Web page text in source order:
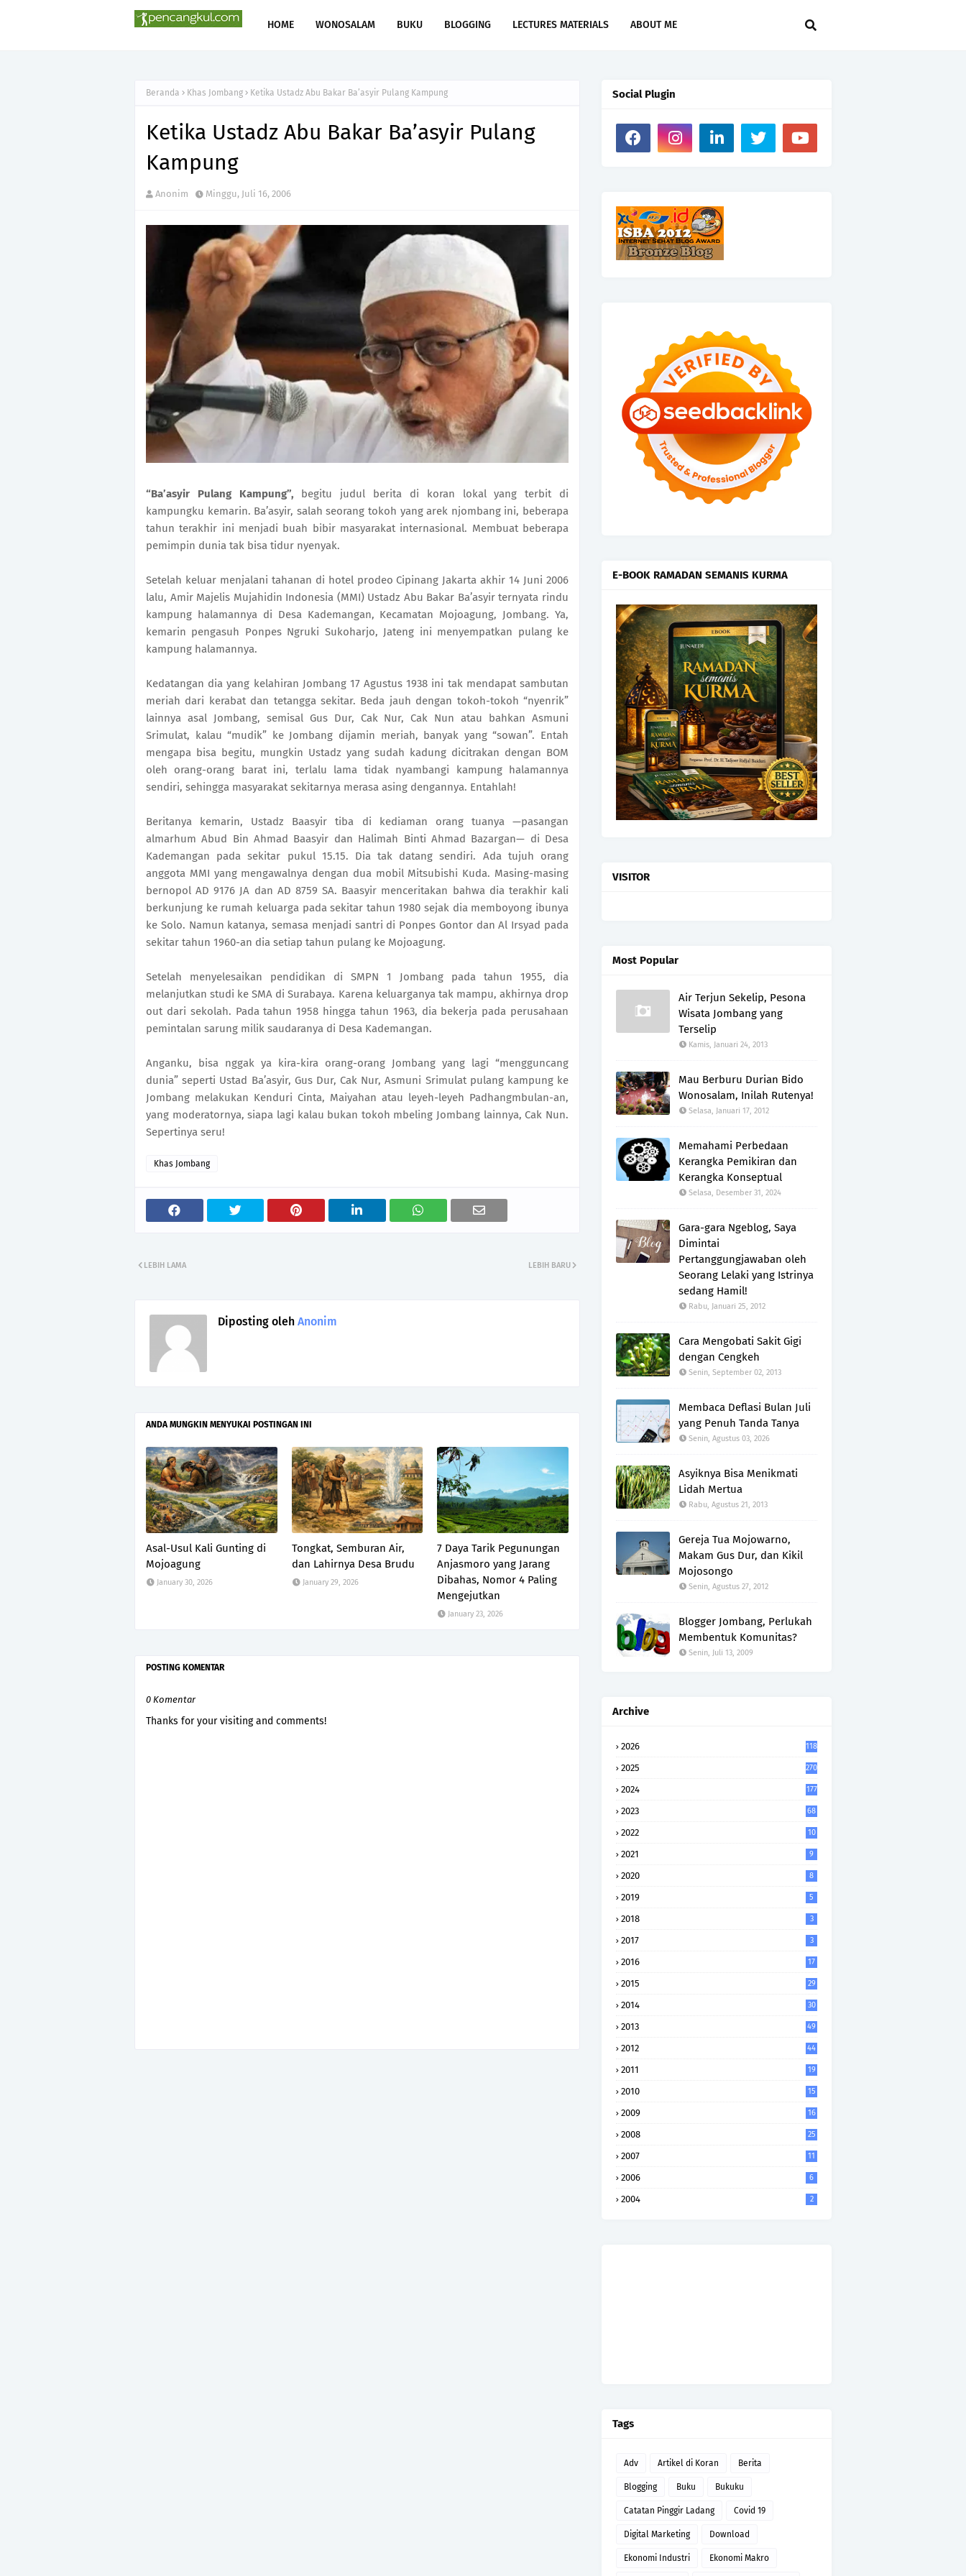
HOME WONOSALAM BUKU BLOGGING LECTURES MATERIALS ABOUT ME
Beranda Khas Jombang Ketika Ustadz Abu Bakar Ba’asyir Pulang Kampung
Ketika Ustadz Abu Bakar Ba’asyir Pulang
Kampung
Anonim Minggu, Juli 16, 2006
“Ba’asyir Pulang Kampung”, begitu judul berita di koran lokal yang terbit di
kampungku kemarin. Ba’asyir, salah seorang tokoh yang arek njombang ini, beberapa
tahun terakhir ini menjadi buah bibir masyarakat internasional. Membuat beberapa
pemimpin dunia tak bisa tidur nyenyak.
Setelah keluar menjalani tahanan di hotel prodeo Cipinang Jakarta akhir 14 Juni 2006
lalu, Amir Majelis Mujahidin Indonesia (MMI) Ustadz Abu Bakar Ba’asyir ternyata rindu
kampung halamannya di Desa Kademangan, Kecamatan Mojoagung, Jombang. Ya,
kemarin pengasuh Ponpes Ngruki Sukoharjo, Jateng ini menyempatkan pulang ke
kampung halamannya.
Kedatangan dia yang kelahiran Jombang 17 Agustus 1938 ini tak mendapat sambutan
meriah dari kerabat dan tetangga sekitar. Beda jauh dengan tokoh-tokoh “nyenrik”
lainnya asal Jombang, semisal Gus Dur, Cak Nur, Cak Nun atau bahkan Asmuni
Srimulat, kalau “mudik” ke Jombang dijamin meriah, banyak yang “sowan”. Entah
mengapa bisa begitu, mungkin Ustadz yang sudah kadung dicitrakan dengan BOM
oleh orang-orang barat ini, terlalu lama tidak nyambangi kampung halamannya
sendiri, sehingga masyarakat sekitarnya merasa asing dengannya. Entahlah!
Beritanya kemarin, Ustadz Baasyir tiba di kediaman orang tuanya —pasangan
almarhum Abud Bin Ahmad Baasyir dan Halimah Binti Ahmad Bazargan— di Desa
Kademangan pada sekitar pukul 15.15. Dia tak datang sendiri. Ada tujuh orang
anggota MMI yang mengawalnya dengan dua mobil Mitsubishi Kuda. Masing-masing
bernopol AD 9176 JA dan AD 8759 SA. Baasyir menceritakan bahwa dia terakhir kali
berkunjung ke rumah keluarga pada sekitar tahun 1980 sejak dia memboyong ibunya
ke Solo. Namun katanya, semasa menjadi santri di Ponpes Gontor dan Al Irsyad pada
sekitar tahun 1960-an dia setiap tahun pulang ke Mojoagung.
Setelah menyelesaikan pendidikan di SMPN 1 Jombang pada tahun 1955, dia
melanjutkan studi ke SMA di Surabaya. Karena keluarganya tak mampu, akhirnya drop
out dari sekolah. Pada tahun 1958 hingga tahun 1963, dia bekerja pada perusahaan
pemintalan sarung milik saudaranya di Desa Kademangan.
Anganku, bisa nggak ya kira-kira orang-orang Jombang yang lagi “mengguncang
dunia” seperti Ustad Ba’asyir, Gus Dur, Cak Nur, Asmuni Srimulat pulang kampung ke
Jombang melakukan Kenduri Cinta, Maiyahan atau ­leyeh-leyeh Padhangmbulan-an,
yang moderatornya, siapa lagi kalau bukan tokoh mbeling Jombang lainnya, Cak Nun.
Sepertinya seru!
Khas Jombang
LEBIH BARU
LEBIH LAMA
Diposting oleh Anonim
ANDA MUNGKIN MENYUKAI POSTINGAN INI
Asal-Usul Kali Gunting di
Mojoagung
January 30, 2026
Tongkat, Semburan Air,
dan Lahirnya Desa Brudu
January 29, 2026
7 Daya Tarik Pegunungan
Anjasmoro yang Jarang
Dibahas, Nomor 4 Paling
Mengejutkan
January 23, 2026
POSTING KOMENTAR
0 Komentar
Thanks for your visiting and comments!
Social Plugin
E-BOOK RAMADAN SEMANIS KURMA
VISITOR
Most Popular
Air Terjun Sekelip, Pesona
Wisata Jombang yang
Terselip
Kamis, Januari 24, 2013
Mau Berburu Durian Bido
Wonosalam, Inilah Rutenya!
Selasa, Januari 17, 2012
Memahami Perbedaan
Kerangka Pemikiran dan
Kerangka Konseptual
Selasa, Desember 31, 2024
Gara-gara Ngeblog, Saya
Dimintai
Pertanggungjawaban oleh
Seorang Lelaki yang Istrinya
sedang Hamil!
Rabu, Januari 25, 2012
Cara Mengobati Sakit Gigi
dengan Cengkeh
Senin, September 02, 2013
Membaca Deflasi Bulan Juli
yang Penuh Tanda Tanya
Senin, Agustus 03, 2026
Asyiknya Bisa Menikmati
Lidah Mertua
Rabu, Agustus 21, 2013
Gereja Tua Mojowarno,
Makam Gus Dur, dan Kikil
Mojosongo
Senin, Agustus 27, 2012
Blogger Jombang, Perlukah
Membentuk Komunitas?
Senin, Juli 13, 2009
Archive
2026 118
2025 270
2024 177
2023 68
2022 10
2021 9
2020 8
2019 5
2018 3
2017 3
2016 17
2015 29
2014 30
2013 49
2012 44
2011 19
2010 15
2009 16
2008 25
2007 11
2006 6
2004 2
Tags
Adv Artikel di Koran Berita
Blogging Buku Bukuku
Catatan Pinggir Ladang Covid 19
Digital Marketing Download
Ekonomi Industri Ekonomi Makro